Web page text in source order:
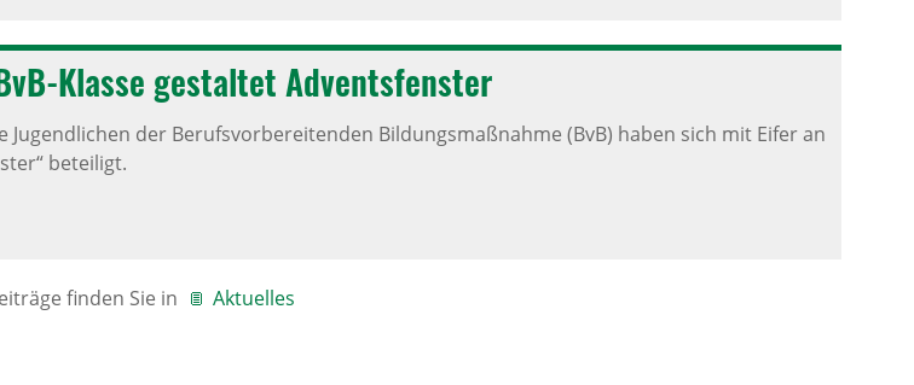
Klasse gestaltet Advents­fenster
Jugendlichen der Berufsvorbereitenden Bildungsmaßnahme (BvB) haben sich mit Eifer an
beteiligt.
finden Sie in Aktuelles